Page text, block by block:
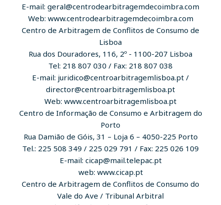
E-mail: geral@centrodearbitragemdecoimbra.com
Web: www.centrodearbitragemdecoimbra.com
Centro de Arbitragem de Conflitos de Consumo de
Lisboa
Rua dos Douradores, 116, 2º - 1100-207 Lisboa
Tel: 218 807 030 / Fax: 218 807 038
E-mail: juridico@centroarbitragemlisboa.pt /
director@centroarbitragemlisboa.pt
Web: www.centroarbitragemlisboa.pt
Centro de Informação de Consumo e Arbitragem do
Porto
Rua Damião de Góis, 31 – Loja 6 – 4050-225 Porto
Tel.: 225 508 349 / 225 029 791 / Fax: 225 026 109
E-mail: cicap@mail.telepac.pt
web: www.cicap.pt
Centro de Arbitragem de Conflitos de Consumo do
Vale do Ave / Tribunal Arbitral